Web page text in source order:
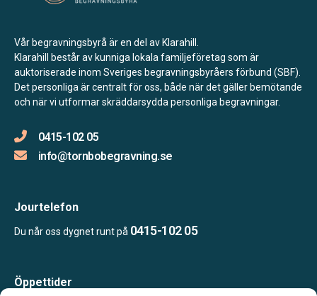
Vår begravningsbyrå är en del av Klarahill.
Klarahill består av kunniga lokala familjeföretag som är
auktoriserade inom Sveriges begravningsbyråers förbund (SBF).
Det personliga är centralt för oss, både när det gäller bemötande
och när vi utformar skräddarsydda personliga begravningar.
0415-102 05
info@tornbobegravning.se
Jourtelefon
Du når oss dygnet runt på 0415-102 05
Öppettider